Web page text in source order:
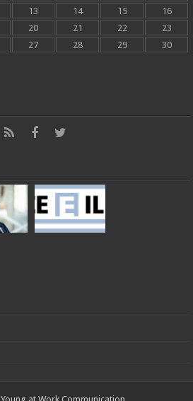
13 14 15
16
20 21 22
23
27 28 29
30